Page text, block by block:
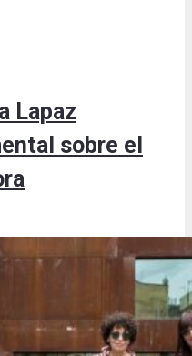
Lapaz
sobre el